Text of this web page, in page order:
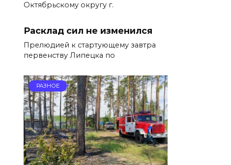
Октябрьскому округу г.
Расклад сил не изменился
Прелюдией к стартующему завтра
первенству Липецка по
РАЗНОЕ